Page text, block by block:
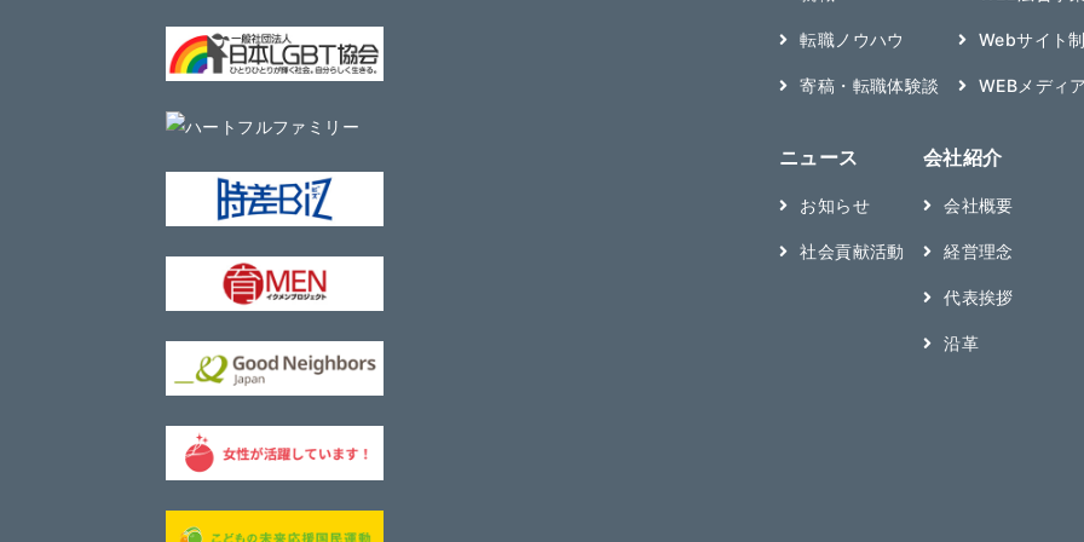
転職ノウハウ
寄稿・転職体験談
Webサイト
WEBメディ
ニュース
お知らせ
社会貢献活動
会社紹介
会社概要
経営理念
代表挨拶
沿革